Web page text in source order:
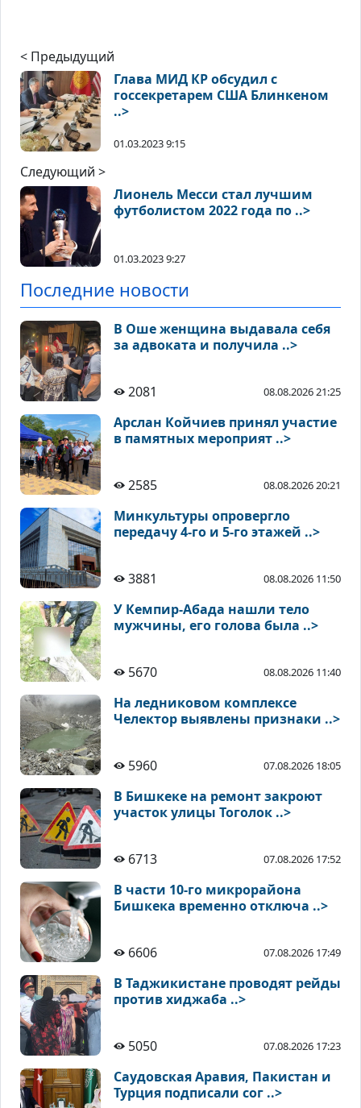
< Предыдущий
Глава МИД КР обсудил с
госсекретарем США Блинкеном
..>
01.03.2023 9:15
Следующий >
Лионель Месси стал лучшим
футболистом 2022 года по ..>
01.03.2023 9:27
Последние новости
В Оше женщина выдавала себя
за адвоката и получила ..>
2081 08.08.2026 21:25
Арслан Койчиев принял участие
в памятных мероприят ..>
2585 08.08.2026 20:21
Минкультуры опровергло
передачу 4-го и 5-го этажей ..>
3881 08.08.2026 11:50
У Кемпир-Абада нашли тело
мужчины, его голова была ..>
5670 08.08.2026 11:40
На ледниковом комплексе
Челектор выявлены признаки ..>
5960 07.08.2026 18:05
В Бишкеке на ремонт закроют
участок улицы Тоголок ..>
6713 07.08.2026 17:52
В части 10-го микрорайона
Бишкека временно отключа ..>
6606 07.08.2026 17:49
В Таджикистане проводят рейды
против хиджаба ..>
5050 07.08.2026 17:23
Саудовская Аравия, Пакистан и
Турция подписали сог ..>